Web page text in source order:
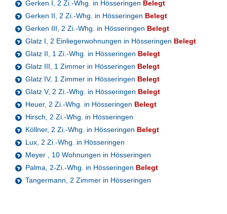
Gerken I, 2 Zi.-Whg. in Hösseringen Belegt
Gerken II, 2 Zi.-Whg. in Hösseringen Belegt
Gerken III, 2 Zi.-Whg. in Hösseringen Belegt
Glatz I, 2 Einliegerwohnungen in Hösseringen Belegt
Glatz II, 1 Zi.-Whg. in Hösseringen Belegt
Glatz III, 1 Zimmer in Hösseringen Belegt
Glatz IV, 1 Zimmer in Hösseringen Belegt
Glatz V, 2 Zi.-Whg. in Hösseringen Belegt
Heuer, 2 Zi.-Whg. in Hösseringen Belegt
Hirsch, 2 Zi.-Whg. in Hösseringen
Köllner, 2 Zi.-Whg. in Hösseringen Belegt
Lux, 2 Zi.-Whg. in Hösseringen
Meyer , 10 Wohnungen in Hösseringen
Palma, 2-Zi.-Whg. in Hösseringen Belegt
Tangermann, 2 Zimmer in Hösseringen